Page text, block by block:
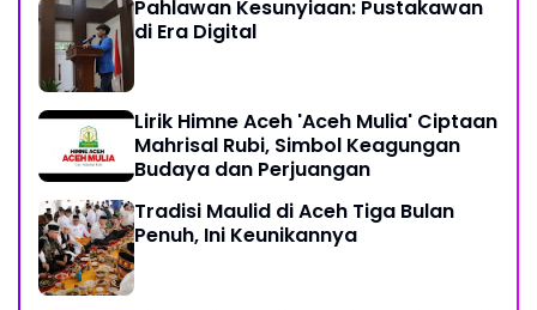
Pahlawan Kesunyiaan: Pustakawan
di Era Digital
Lirik Himne Aceh 'Aceh Mulia' Ciptaan
Mahrisal Rubi, Simbol Keagungan
Budaya dan Perjuangan
Tradisi Maulid di Aceh Tiga Bulan
Penuh, Ini Keunikannya